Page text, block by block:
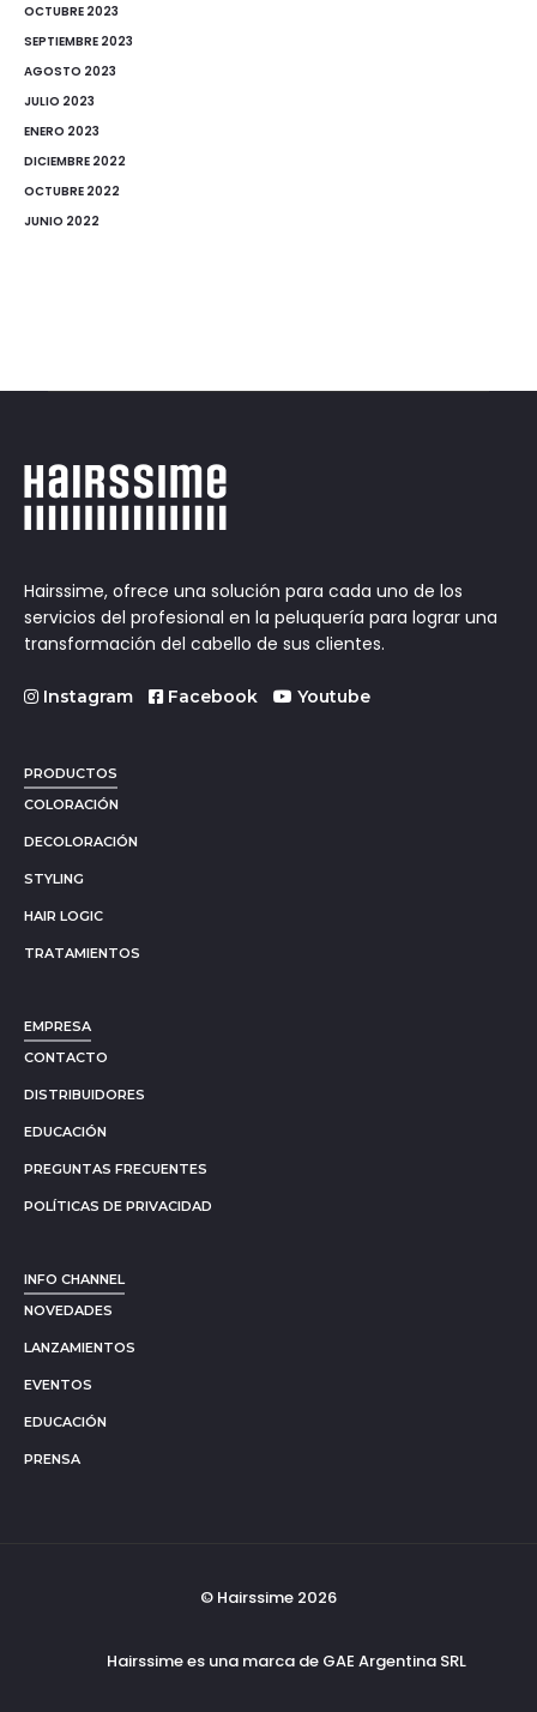
OCTUBRE 2023
SEPTIEMBRE 2023
AGOSTO 2023
JULIO 2023
ENERO 2023
DICIEMBRE 2022
OCTUBRE 2022
JUNIO 2022
Hairssime, ofrece una solución para cada uno de los
servicios del profesional en la peluquería para lograr una
transformación del cabello de sus clientes.
Instagram Facebook Youtube
PRODUCTOS
COLORACIÓN
DECOLORACIÓN
STYLING
HAIR LOGIC
TRATAMIENTOS
EMPRESA
CONTACTO
DISTRIBUIDORES
EDUCACIÓN
PREGUNTAS FRECUENTES
POLÍTICAS DE PRIVACIDAD
INFO CHANNEL
NOVEDADES
LANZAMIENTOS
EVENTOS
EDUCACIÓN
PRENSA
© Hairssime 2026
Hairssime es una marca de GAE Argentina SRL